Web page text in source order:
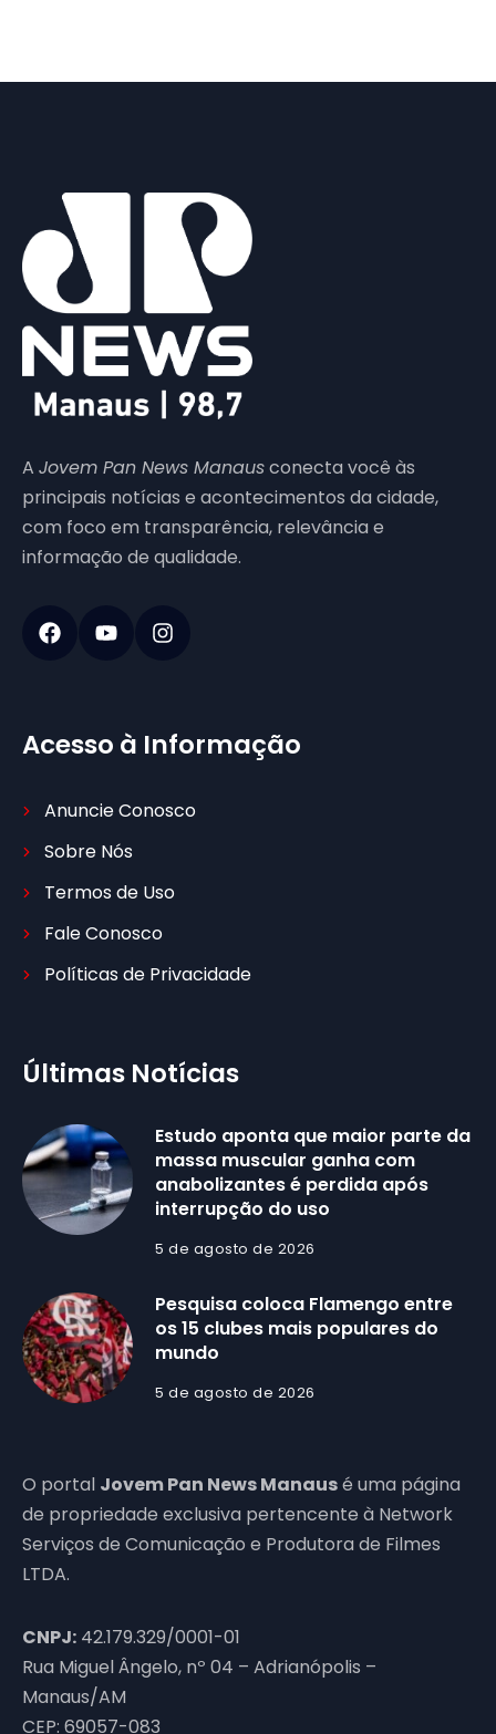
A Jovem Pan News Manausconecta você às
principais notícias e acontecimentos da cidade,
com foco em transparência, relevância e
informação de qualidade.
Acesso à Informação
Anuncie Conosco
Sobre Nós
Termos de Uso
Fale Conosco
Políticas de Privacidade
Últimas Notícias
Estudo aponta que maior parte da
massa muscular ganha com
anabolizantes é perdida após
interrupção do uso
5 de agosto de 2026
Pesquisa coloca Flamengo entre
os 15 clubes mais populares do
mundo
5 de agosto de 2026
O portal Jovem Pan News Manausé uma página
de propriedade exclusiva pertencente à Network
Serviços de Comunicação e Produtora de Filmes
LTDA.
CNPJ: 42.179.329/0001-01
Rua Miguel Ângelo, nº 04 – Adrianópolis –
Manaus/AM
CEP: 69057-083